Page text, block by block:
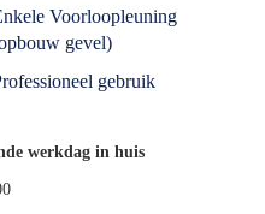
Voorloopleuning
gevel)
gebruik
werkdag in huis